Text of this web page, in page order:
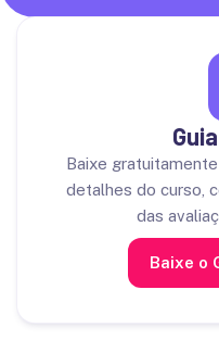
Baixe
detalhes do curso,
das
Baixe o